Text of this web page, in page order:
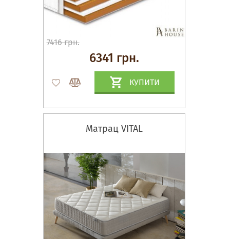
7416 грн.
6341 грн.
КУПИТИ
Матрац VITAL